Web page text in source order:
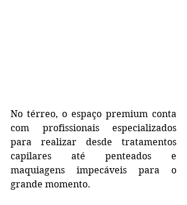
No térreo, o espaço premium conta
com profissionais especializados
para realizar desde tratamentos
capilares até penteados e
maquiagens impecáveis para o
grande momento.